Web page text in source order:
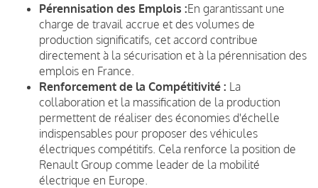
Pérennisation des Emplois :En garantissant une
charge de travail accrue et des volumes de
production significatifs, cet accord contribue
directement à la sécurisation et à la pérennisation des
emplois en France.
Renforcement de la Compétitivité : La
collaboration et la massification de la production
permettent de réaliser des économies d'échelle
indispensables pour proposer des véhicules
électriques compétitifs. Cela renforce la position de
Renault Group comme leader de la mobilité
électrique en Europe.